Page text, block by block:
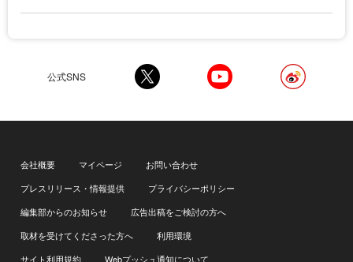
公式SNS
会社概要 マイページ
お問い合わせ
プレスリリース・情報提供
プライバシーポリシー
編集部からのお知らせ
広告出稿をご検討の方へ
取材を受けてくださった方へ
利用環境
サイト利用規約
Webプッシュ通知について